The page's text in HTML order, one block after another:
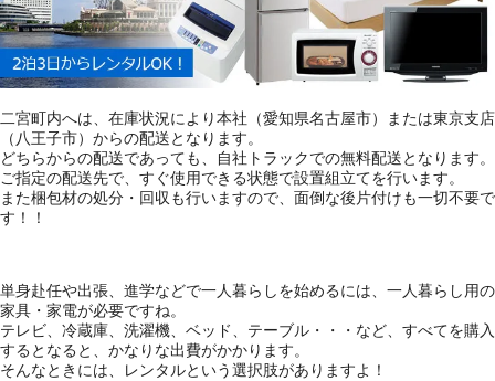
二宮町内へは、在庫状況により本社（愛知県名古屋市）または東京支店
（八王子市）からの配送となります。
どちらからの配送であっても、自社トラックでの無料配送となります。
ご指定の配送先で、すぐ使用できる状態で設置組立てを行います。
また梱包材の処分・回収も行いますので、面倒な後片付けも一切不要で
す！！
単身赴任や出張、進学などで一人暮らしを始めるには、一人暮らし用の
家具・家電が必要ですね。
テレビ、冷蔵庫、洗濯機、ベッド、テーブル・・・など、すべてを購入
するとなると、かなりな出費がかかります。
そんなときには、レンタルという選択肢がありますよ！